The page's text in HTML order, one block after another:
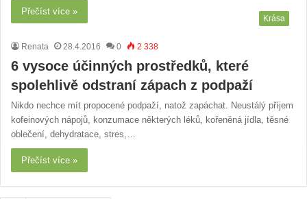
Přečíst více »
Krása
Renata 28.4.2016 0 2 338
6 vysoce účinných prostředků, které
spolehlivě odstraní zápach z podpaží
Nikdo nechce mít propocené podpaží, natož zapáchat. Neustálý příjem
kofeinových nápojů, konzumace některých léků, kořeněná jídla, těsné
oblečení, dehydratace, stres,…
Přečíst více »